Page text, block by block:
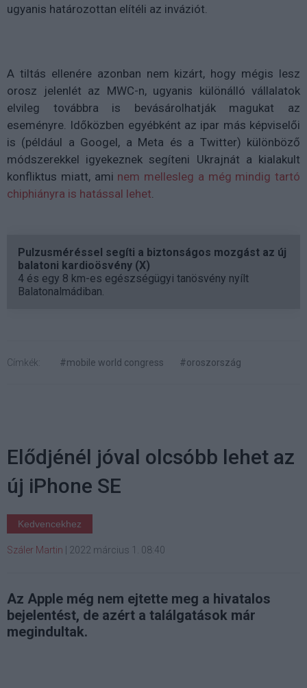
ugyanis határozottan elítéli az inváziót.
A tiltás ellenére azonban nem kizárt, hogy mégis lesz
orosz jelenlét az MWC-n, ugyanis különálló vállalatok
elvileg továbbra is bevásárolhatják magukat az
eseményre. Időközben egyébként az ipar más képviselői
is (például a Googel, a Meta és a Twitter) különböző
módszerekkel igyekeznek segíteni Ukrajnát a kialakult
konfliktus miatt, ami nem mellesleg a még mindig tartó
chiphiányra is hatással lehet.
Pulzusméréssel segíti a biztonságos mozgást az új
balatoni kardioösvény (X)
4 és egy 8 km-es egészségügyi tanösvény nyílt
Balatonalmádiban.
Címkék: #mobile world congress #oroszország
Elődjénél jóval olcsóbb lehet az
új iPhone SE
Kedvencekhez
Száler Martin 2022 március 1. 08:40
Az Apple még nem ejtette meg a hivatalos
bejelentést, de azért a találgatások már
megindultak.